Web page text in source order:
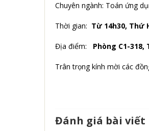
Chuyên ngành: Toán
Thời gian: Từ 14h30, Thứ
Địa điểm: Phòng C1-
Trân trọng kính mời các
Đánh giá bài viết